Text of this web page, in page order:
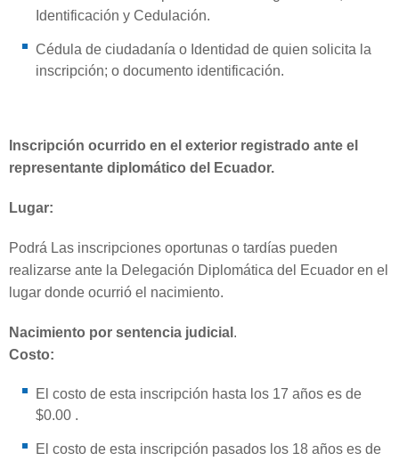
Identificación y Cedulación.
Cédula de ciudadanía o Identidad de quien solicita la
inscripción; o documento identificación.
Inscripción ocurrido en el exterior registrado ante el
representante diplomático del Ecuador.
Lugar:
Podrá Las inscripciones oportunas o tardías pueden
realizarse ante la Delegación Diplomática del Ecuador en el
lugar donde ocurrió el nacimiento.
Nacimiento por sentencia judicial .
Costo:
El costo de esta inscripción hasta los 17 años es de
$0.00 .
El costo de esta inscripción pasados los 18 años es de